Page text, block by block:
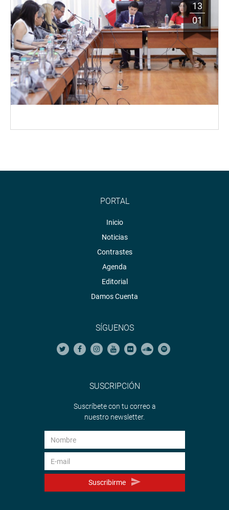
13
01
PORTAL
Inicio
Noticias
Contrastes
Agenda
Editorial
Damos Cuenta
SÍGUENOS
SUSCRIPCIÓN
Suscríbete con tu correo a
nuestro newsletter.
Suscribirme